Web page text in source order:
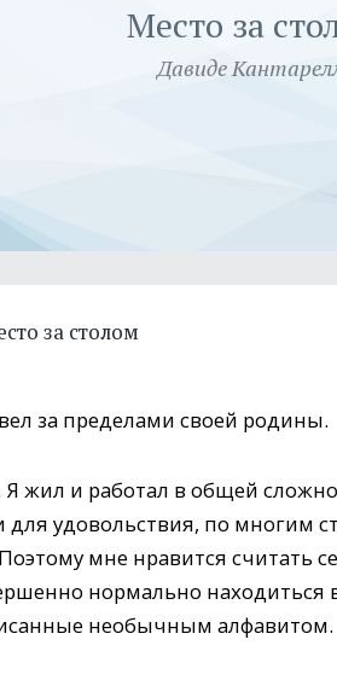
Место за
Давиде
за столом
за пределами своей родины.
жил и работал в общей
для удовольствия, по многим
мне нравится считать
нормально
необычным алфавитом.